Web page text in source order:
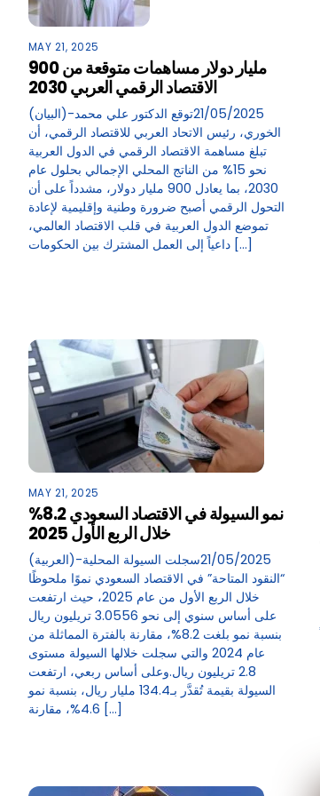
MAY 21, 2025
900 مليار دولار مساهمات متوقعة من
الاقتصاد الرقمي العربي 2030
(البيان)-21/05/2025توقع الدكتور علي محمد
الخوري، رئيس الاتحاد العربي للاقتصاد الرقمي، أن
تبلغ مساهمة الاقتصاد الرقمي في الدول العربية
نحو 15% من الناتج المحلي الإجمالي بحلول عام
2030، بما يعادل 900 مليار دولار، مشدداً على أن
التحول الرقمي أصبح ضرورة وطنية وإقليمية لإعادة
تموضع الدول العربية في قلب الاقتصاد العالمي،
داعياً إلى العمل المشترك بين الحكومات […]
MAY 21, 2025
نمو السيولة في الاقتصاد السعودي 8.2%
خلال الربع الأول 2025
(العربية)-21/05/2025سجلت السيولة المحلية
“النقود المتاحة” في الاقتصاد السعودي نموًا ملحوظًا
خلال الربع الأول من عام 2025، حيث ارتفعت
على أساس سنوي إلى نحو 3.0556 تريليون ريال
بنسبة نمو بلغت 8.2%، مقارنة بالفترة المماثلة من
عام 2024 والتي سجلت خلالها السيولة مستوى
2.8 تريليون ريال.وعلى أساس ربعي، ارتفعت
السيولة بقيمة تُقدَّر بـ134.4 مليار ريال، بنسبة نمو
4.6%، مقارنة […]